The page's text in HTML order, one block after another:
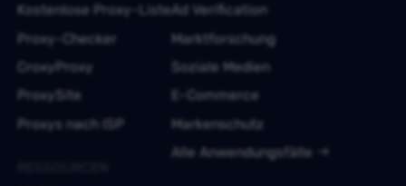
Kostenlose Proxy-Liste
Proxy-Checker
CroxyProxy
ProxySite
Proxys nach ISP
Ad Verification
Marktforschung
Soziale Medien
E-Commerce
Markenschutz
Alle Anwendungsfälle